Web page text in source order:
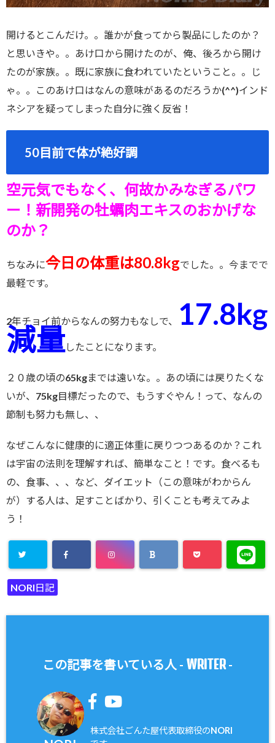
開けるとこんだけ。。誰かが食ってから製品にしたのか？
と思いきや。。あけ口から開けたのが、俺、後ろから開け
たのが家族。。既に家族に食われていたということ。。じ
ゃ。。このあけ口はなんの意味があるのだろうか(^^)インド
ネシアを疑ってしまった自分に強く反省！
50目前で体が絶好調
空元気でもなく、何故かみなぎるパワ
ー！新開発の牡蠣肉エキスのおかげな
のか？
ちなみに今日の体重は80.8kgでした。。今までで
最軽です。
2年チョイ前からなんの努力もなしで、 17.8kg
減量したことになります。
２０歳の頃の65kgまでは遠いな。。あの頃には戻りたくな
いが、75kg目標だったので、もうすぐやん！って、なんの
節制も努力も無し、、
なぜこんなに健康的に適正体重に戻りつつあるのか？これ
は宇宙の法則を理解すれば、簡単なこと！です。食べるも
の、食事、、、など、ダイエット（この意味がわからん
が）する人は、足すことばかり、引くことも考えてみよ
う！
NORI日記
この記事を書いている人 - WRITER-
株式会社ごんた屋代表取締役のNORI